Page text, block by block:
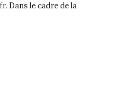
. Dans le cadre de la